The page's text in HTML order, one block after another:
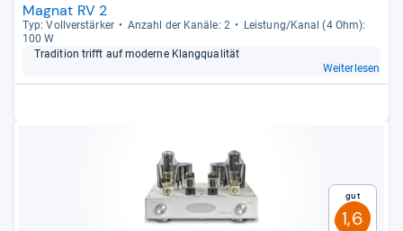
Magnat RV 2
Typ: Voll­ver­stär­ker Anzahl der Kanäle: 2
Leis­tung/Kanal (4 Ohm):
100 W
Tra­di­tion trifft auf moderne Klang­qua­li­tät
Weiterlesen
Gut
1,6